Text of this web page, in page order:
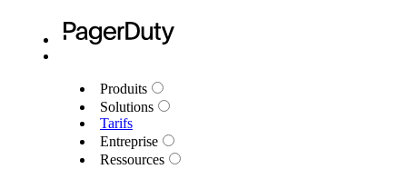
Produits
Solutions
Tarifs
Entreprise
Ressources